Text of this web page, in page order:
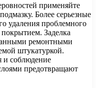
применяйте
Более серьезные
удаления проблемного
Заделка
ремонтными
штукатуркой.
и соблюдение
предотвращают